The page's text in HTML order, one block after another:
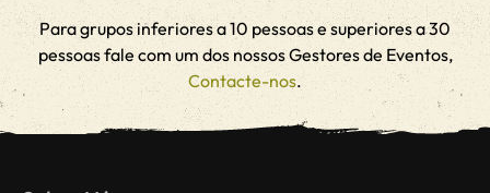
Para grupos inferiores a 10 pessoas e superiores a 30
pessoas fale com um dos nossos Gestores de Eventos,
Contacte-nos.